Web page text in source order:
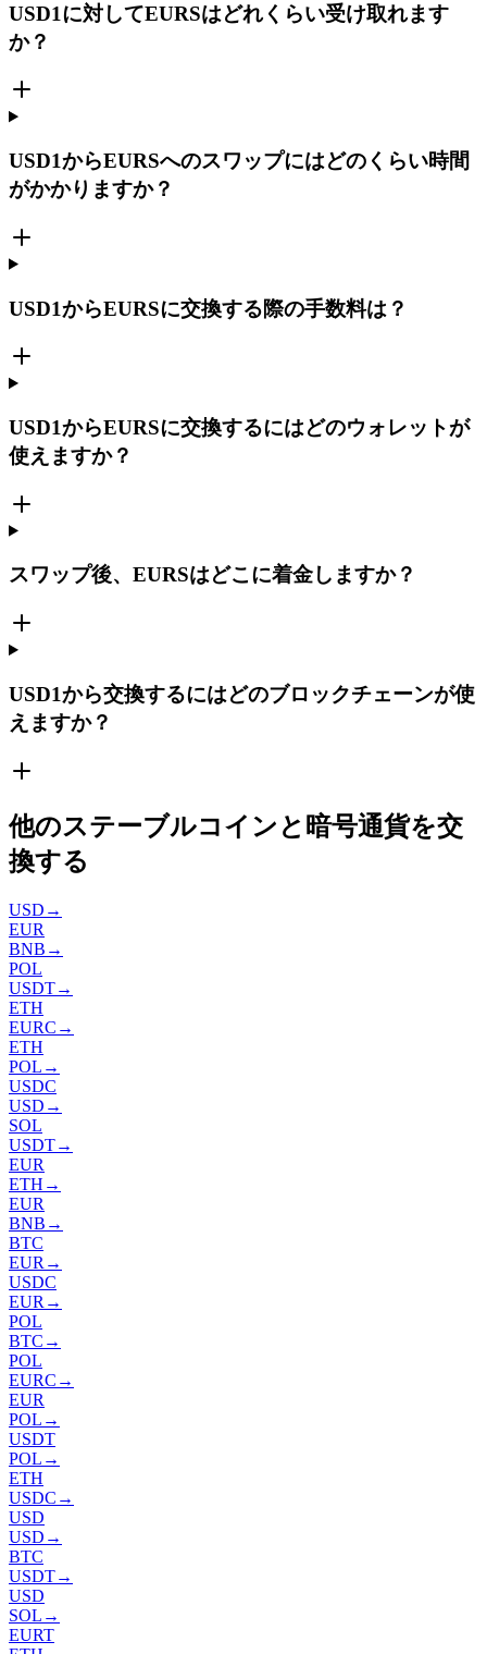
USD1に対してEURSはどれくらい受け取れます
か？
USD1からEURSへのスワップにはどのくらい時間
がかかりますか？
USD1からEURSに交換する際の手数料は？
USD1からEURSに交換するにはどのウォレットが
使えますか？
スワップ後、EURSはどこに着金しますか？
USD1から交換するにはどのブロックチェーンが使
えますか？
他のステーブルコインと暗号通貨を交
換する
USD →
EUR
BNB →
POL
USDT→
ETH
EURC →
ETH
POL →
USDC
USD →
SOL
USDT→
EUR
ETH →
EUR
BNB →
BTC
EUR →
USDC
EUR →
POL
BTC →
POL
EURC →
EUR
POL →
USDT
POL →
ETH
USDC →
USD
USD →
BTC
USDT→
USD
SOL →
EURT